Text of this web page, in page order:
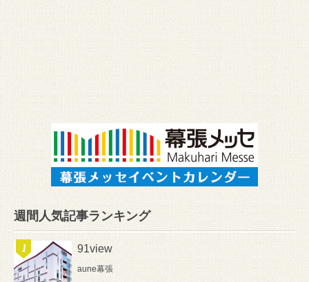
週間人気記事ランキング
91view
aune幕張